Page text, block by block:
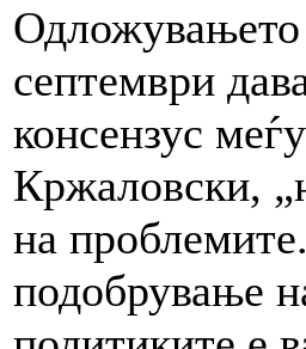
Одложувањето
септември
консензус
Кржаловски,
на
подобрување